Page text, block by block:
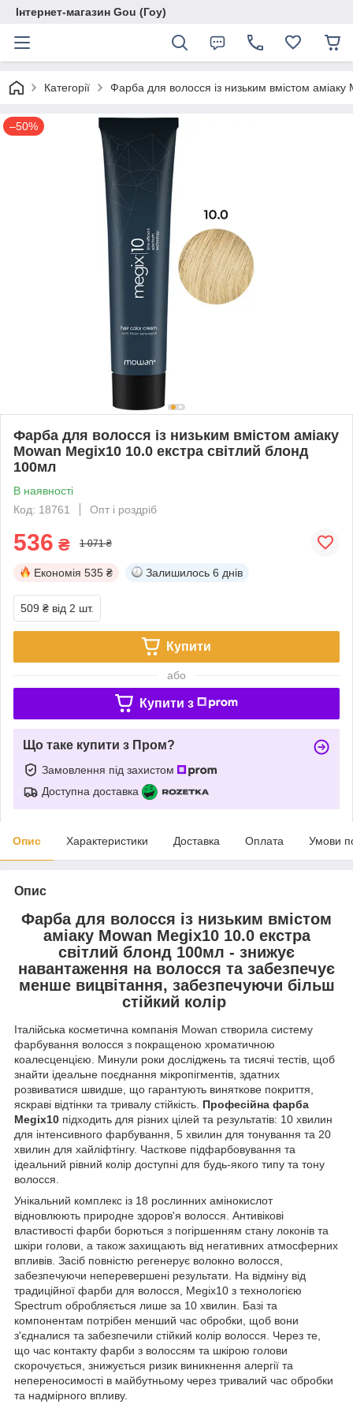
Інтернет-магазин Gou (Гоу)
Категорії Фарба для волосся із низьким вмістом
–50%
Фарба для волосся із низьким вмістом аміаку
Mowan Megix10 10.0 екстра світлий блонд
100мл
В наявності
Код: 18761
Опт і роздріб
536 ₴ 1 071 ₴
Економія 535 ₴ Залишилось 6 днів
509 ₴ від 2 шт.
Купити
або
Купити з
Що таке купити з Пром?
Замовлення під захистом
Доступна доставка
Опис Характеристики Доставка Оплата Умови
Опис
Фарба для волосся із низьким вмістом
аміаку Mowan Megix10 10.0 екстра
світлий блонд 100мл - знижує
навантаження на волосся та забезпечує
менше вицвітання, забезпечуючи більш
стійкий колір
Італійська косметична компанія Mowan створила систему
фарбування волосся з покращеною хроматичною
коалесценцією. Минули роки досліджень та тисячі тестів, щоб
знайти ідеальне поєднання мікропігментів, здатних
розвиватися швидше, що гарантують виняткове покриття,
яскраві відтінки та тривалу стійкість. Професійна фарба
Megix10 підходить для різних цілей та результатів: 10 хвилин
для інтенсивного фарбування, 5 хвилин для тонування та 20
хвилин для хайліфтінгу. Часткове підфарбовування та
ідеальний рівний колір доступні для будь-якого типу та тону
волосся.
Унікальний комплекс із 18 рослинних амінокислот
відновлюють природне здоров'я волосся. Антивікові
властивості фарби борються з погіршенням стану локонів та
шкіри голови, а також захищають від негативних атмосферних
впливів. Засіб повністю регенерує волокно волосся,
забезпечуючи неперевершені результати. На відміну від
традиційної фарби для волосся, Megix10 з технологією
Spectrum обробляється лише за 10 хвилин. Базі та
компонентам потрібен менший час обробки, щоб вони
з'єдналися та забезпечили стійкий колір волосся. Через те,
що час контакту фарби з волоссям та шкірою голови
скорочується, знижується ризик виникнення алергії та
непереносимості в майбутньому через тривалий час обробки
та надмірного впливу.